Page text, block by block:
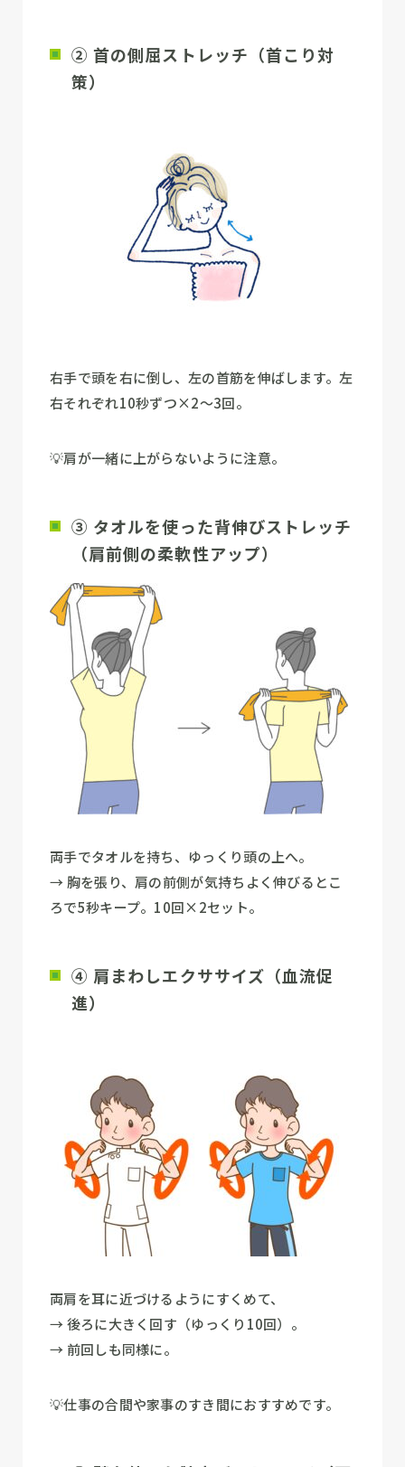
② 首の側屈ストレッチ（首こり対
策）
右手で頭を右に倒し、左の首筋を伸ばします。左
右それぞれ10秒ずつ×2〜3回。
💡肩が一緒に上がらないように注意。
③ タオルを使った背伸びストレッチ
（肩前側の柔軟性アップ）
両手でタオルを持ち、ゆっくり頭の上へ。
→ 胸を張り、肩の前側が気持ちよく伸びるとこ
ろで5秒キープ。10回×2セット。
④ 肩まわしエクササイズ（血流促
進）
両肩を耳に近づけるようにすくめて、
→ 後ろに大きく回す（ゆっくり10回）。
→ 前回しも同様に。
💡仕事の合間や家事のすき間におすすめです。